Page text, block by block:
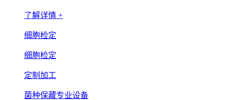
了解详情 +
细胞检定
细胞检定
定制加工
菌种保藏专业设备